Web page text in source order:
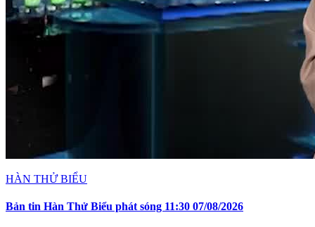
HÀN THỬ BIỂU
Bản tin Hàn Thử Biểu phát sóng 11:30 07/08/2026